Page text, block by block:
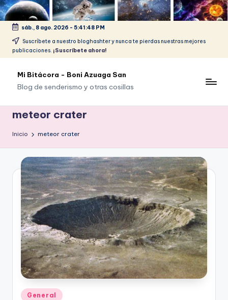
Saltar
contenido
sáb., 8 ago. 2026 - 5:41:48 PM
Suscríbete a nuestro bloghashter y nunca te pierdas nuestras mejores
publicaciones. ¡Suscríbete ahora!
Mi Bitácora - Boni Azuaga San
Blog de senderismo y otras cosillas
meteor crater
Inicio meteor crater
Publicado
General